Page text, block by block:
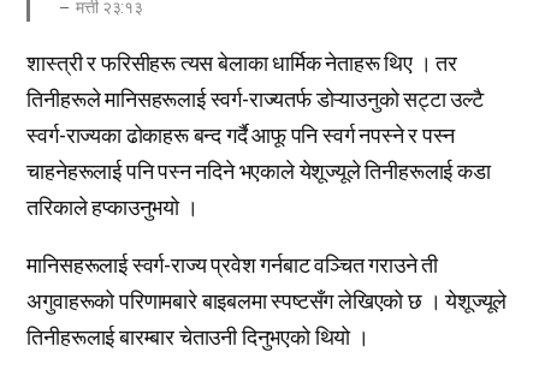
मत्ती २३:१३
शास्त्री र फरिसीहरू त्यस बेलाका धार्मिक नेताहरू थिए । तर
तिनीहरूले मानिसहरूलाई स्वर्ग-राज्यतर्फ डोऱ्याउनुको सट्टा उल्टै
स्वर्ग-राज्यका ढोकाहरू बन्द गर्दै आफू पनि स्वर्ग नपस्ने र पस्न
चाहनेहरूलाई पनि पस्न नदिने भएकाले येशूज्यूले तिनीहरूलाई कडा
तरिकाले हप्काउनुभयो ।
मानिसहरूलाई स्वर्ग-राज्य प्रवेश गर्नबाट वञ्चित गराउने ती
अगुवाहरूको परिणामबारे बाइबलमा स्पष्टसँग लेखिएको छ । येशूज्यूले
तिनीहरूलाई बारम्बार चेताउनी दिनुभएको थियो ।